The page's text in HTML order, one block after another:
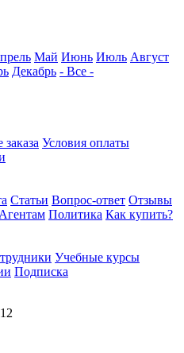
Май Июнь Июль Август
Декабрь - Все -
Условия оплаты
Статьи Вопрос-ответ Отзывы
Агентам Политика Как купить?
Учебные курсы
Подписка